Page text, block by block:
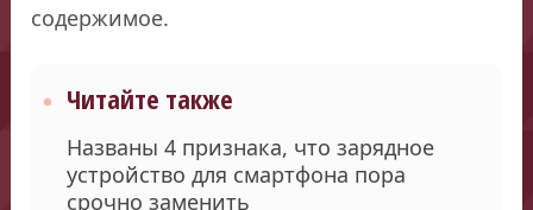
содержимое.
Читайте также
Названы 4 признака, что зарядное
устройство для смартфона пора
срочно заменить